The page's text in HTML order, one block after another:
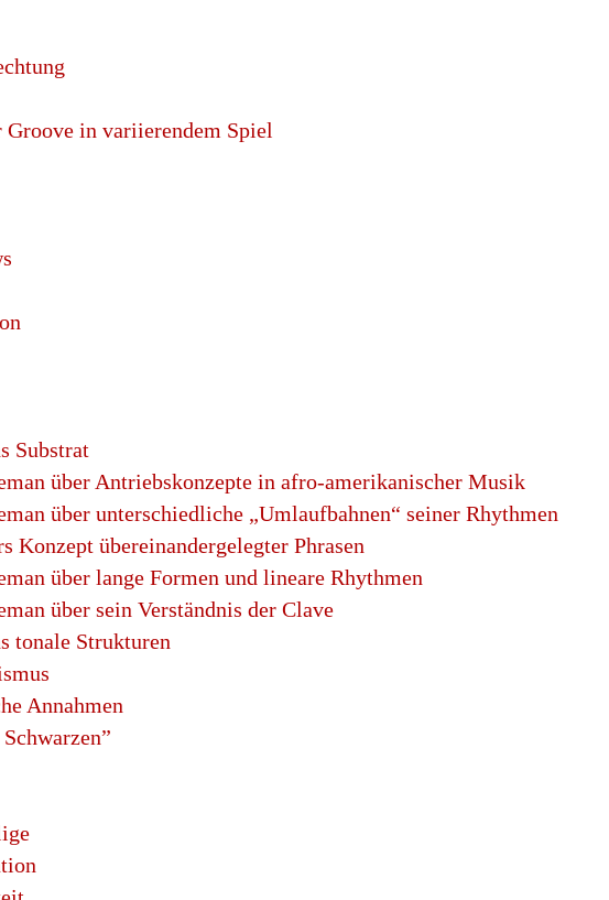
Groove in variierendem Spiel
Substrat
über Antriebskonzepte in afro-amerikanischer Musik
über unterschiedliche „Umlaufbahnen“ seiner Rhythmen
Konzept übereinandergelegter Phrasen
über lange Formen und lineare Rhythmen
über sein Verständnis der Clave
tonale Strukturen
Annahmen